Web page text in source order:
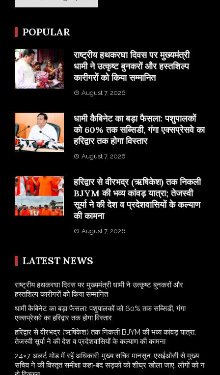
POPULAR
राष्ट्रीय हथकरघा दिवस पर मुख्यमंत्री
धामी ने उत्कृष्ट बुनकरों और हस्तशिल्प
कारीगरों को किया सम्मानित
August 7, 2026
​धामी कैबिनेट का बड़ा फैसला: पशुपालकों
को 60% तक सब्सिडी, गंगा एक्सप्रेसवे का
हरिद्वार तक होगा विस्तार
August 7, 2026
​हरिद्वार से वीरभद्र (ऋषिकेश) तक निकली
BJYM की भव्य कांवड़ यात्रा; तेजस्वी
सूर्या ने की देश व प्रदेशवासियों के कल्याण
की कामना
August 7, 2026
LATEST NEWS
राष्ट्रीय हथकरघा दिवस पर मुख्यमंत्री धामी ने उत्कृष्ट बुनकरों और
हस्तशिल्प कारीगरों को किया सम्मानित
​धामी कैबिनेट का बड़ा फैसला: पशुपालकों को 60% तक सब्सिडी, गंगा
एक्सप्रेसवे का हरिद्वार तक होगा विस्तार
​हरिद्वार से वीरभद्र (ऋषिकेश) तक निकली BJYM की भव्य कांवड़ यात्रा;
तेजस्वी सूर्या ने की देश व प्रदेशवासियों के कल्याण की कामना
24×7 अलर्ट मोड में रहें अधिकारी-मुख्य सचिव मानसून-एसईओसी से मुख्य
सचिव ने की विस्तृत समीक्षा कहा-बंद सड़कों को शीघ्र खोला जाए, लोगों को न